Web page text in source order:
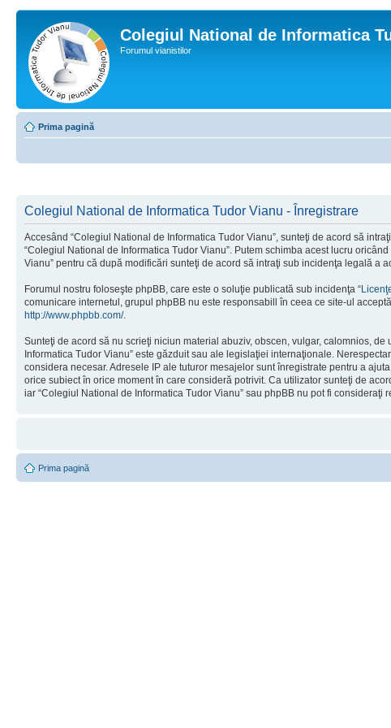
Colegiul National de Informatica
Forumul vianistilor
Prima pagină
Colegiul National de Informatica Tudor Vianu - Înregistrare
Accesând “Colegiul National de Informatica Tudor Vianu”, sunteţi de acord să
“Colegiul National de Informatica Tudor Vianu”. Putem schimba acest lucru
Vianu” pentru că după modificări sunteţi de acord să intraţi sub incidenţa legală a
Forumul nostru foloseşte phpBB, care este o soluţie publicată sub incidenţa “
comunicare internetul, grupul phpBB nu este responsabill în ceea ce site-ul
http://www.phpbb.com/.
Sunteţi de acord să nu scrieţi niciun material abuziv, obscen, vulgar, calomnios,
Informatica Tudor Vianu” este găzduit sau ale legislaţiei internaţionale.
considera necesar. Adresele IP ale tuturor mesajelor sunt înregistrate pentru a
orice subiect în orice moment în care consideră potrivit. Ca utilizator sunteţi de
iar “Colegiul National de Informatica Tudor Vianu” sau phpBB nu pot fi
Prima pagină